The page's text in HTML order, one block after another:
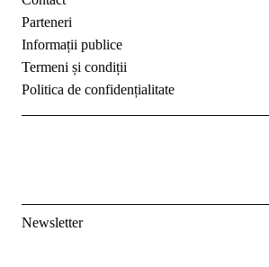
Parteneri
Informații publice
Termeni și condiții
Politica de confidențialitate
Newsletter